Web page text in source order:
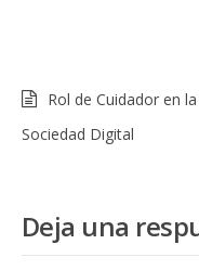
Rol de Cuidador en la
Sociedad Digital
Deja una